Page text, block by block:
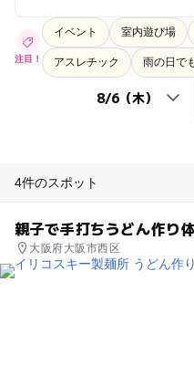
注目！
イベント 室内遊び場
アスレチック 雨の日で
4件のスポット
親子で手打ちうどん作り
大阪府大阪市西区